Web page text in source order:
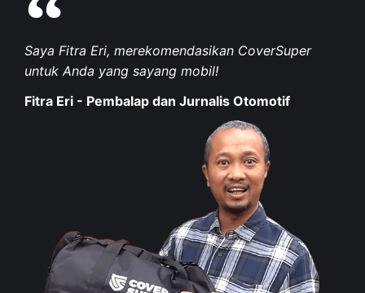
Saya Fitra Eri, merekomendasikan CoverSuper
untuk Anda yang sayang mobil!
Fitra Eri - Pembalap dan Jurnalis Otomotif